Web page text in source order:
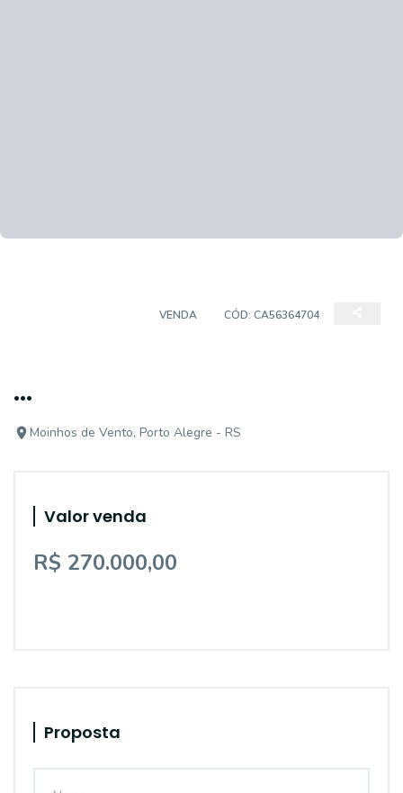
VENDA CÓD: CA56364704
...
Moinhos de Vento, Porto Alegre - RS
Valor venda
R$ 270.000,00
Proposta